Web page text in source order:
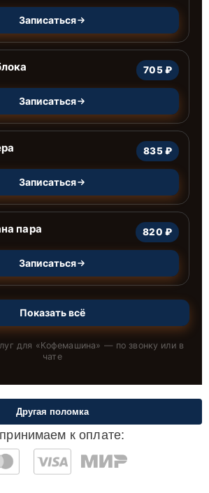
Записаться
705 ₽
Записаться
835 ₽
Записаться
пара 820 ₽
Записаться
Показать всё
для «Кофемашина» — по звонку или в
чате
к оплате:
Другая поломка